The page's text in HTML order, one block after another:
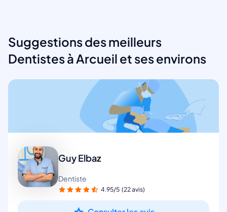
Suggestions des meilleurs
Dentistes à Arcueil et ses environs
Guy Elbaz
Dentiste
4.95/5 (22 avis)